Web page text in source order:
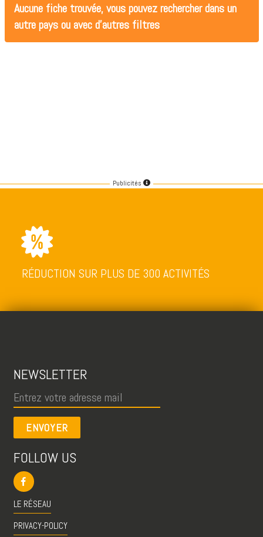
Aucune fiche trouvée, vous pouvez rechercher dans un
autre pays ou avec d'autres filtres
Publicités
RÉDUCTION SUR PLUS DE 300 ACTIVITÉS
NEWSLETTER
ENVOYER
FOLLOW US
LE RÉSEAU
PRIVACY-POLICY